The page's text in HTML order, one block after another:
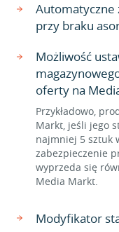
przy braku
Możliwość
oferty na
Przykładowo,
Markt, jeśli jego
najmniej 5 sztuk
zabezpieczenie
wyprzeda się
Media Markt.
Modyfikator